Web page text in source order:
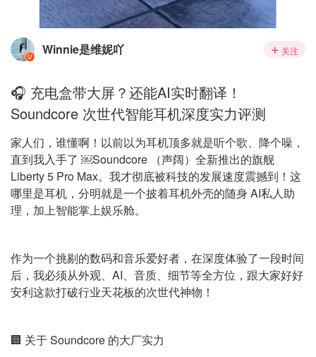
Winnie是维妮吖 关注
🎧 充电盒带大屏？还能AI实时翻译！
Soundcore 次世代智能耳机深度实力评测
家人们，谁懂啊！以前以为耳机顶多就是听个歌、降个噪，
直到我入手了 ￼Soundcore （声阔）全新推出的旗舰
Liberty 5 Pro Max。我才彻底被科技的发展速度震撼到！这
哪里是耳机，分明就是一个披着耳机外壳的随身 AI私人助
理，加上智能掌上娱乐舱。
作为一个挑剔的数码和音乐爱好者，在深度体验了一段时间
后，我必须从外观、AI、音质、细节等全方位，跟大家好好
安利这款打破行业天花板的次世代神物！
🏢 关于 Soundcore 的大厂实力